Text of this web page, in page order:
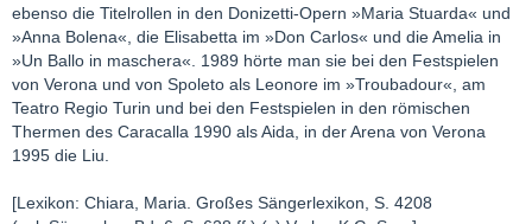
ebenso die Titelrollen in den Donizetti-Opern »Maria Stuarda« und
»Anna Bolena«, die Elisabetta im »Don Carlos« und die Amelia in
»Un Ballo in maschera«. 1989 hörte man sie bei den Festspielen
von Verona und von Spoleto als Leonore im »Troubadour«, am
Teatro Regio Turin und bei den Festspielen in den römischen
Thermen des Caracalla 1990 als Aida, in der Arena von Verona
1995 die Liu.
[Lexikon: Chiara, Maria. Großes Sängerlexikon, S. 4208